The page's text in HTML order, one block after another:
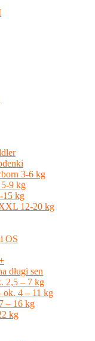
3-6 kg
9 kg
15 kg
12-20 kg
OS
długi sen
2,5 – 7 kg
ok. 4 – 11 kg
– 16 kg
kg